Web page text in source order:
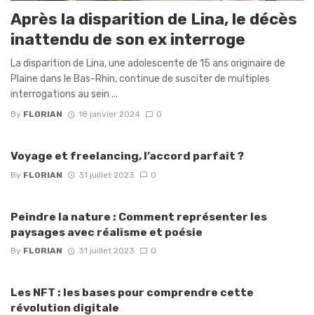
Après la disparition de Lina, le décès
inattendu de son ex interroge
La disparition de Lina, une adolescente de 15 ans originaire de
Plaine dans le Bas-Rhin, continue de susciter de multiples
interrogations au sein ...
By FLORIAN 18 janvier 2024 0
Voyage et freelancing, l’accord parfait ?
By FLORIAN 31 juillet 2023 0
Peindre la nature : Comment représenter les
paysages avec réalisme et poésie
By FLORIAN 31 juillet 2023 0
Les NFT : les bases pour comprendre cette
révolution digitale